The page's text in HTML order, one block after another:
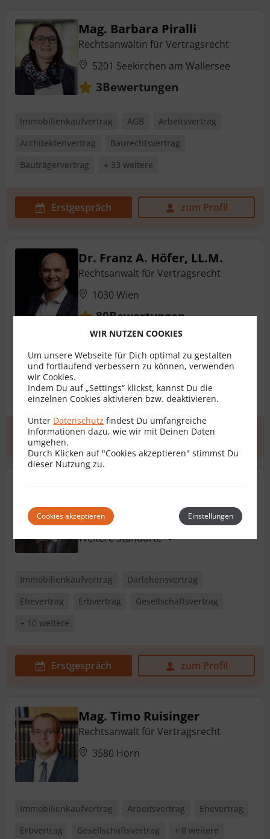
Mag. Barbara Piralli
Rechtsanwältin für Vertragsrecht
5201 Seekirchen am Wallersee
3Bewertungen
Immobilienkaufvertrag AGB
Arbeitsvertrag
Architektenvertrag
Baurechtsvertrag
Bauträgervertrag
+ 33 weitere
Erstgespräch zum Profil
Dr. Franz A. Höfer, LL.M.
Rechtsanwalt für Vertragsrecht
1030 Wien
80Bewertungen
Immobilienkaufvertrag
Ehevertrag
Geschäftsführervertrag
Gesellschaftsvertrag
Internationales Vertragsrecht
+ 9 weitere
Erstgespräch zum Profil
6365 Kirchberg in Tirol
Weitere Standorte
Immobilienkaufvertrag
Darlehensvertrag
Ehevertrag
Erbvertrag
Gesellschaftsvertrag
+ 10 weitere
Erstgespräch zum Profil
Mag. Timo Ruisinger
Rechtsanwalt für Vertragsrecht
3580 Horn
Immobilienkaufvertrag Arbeitsvertrag
Ehevertrag
Erbvertrag
Gesellschaftsvertrag + 8 weitere
WIR NUTZEN COOKIES
Um unsere Webseite für Dich optimal zu gestalten
und fortlaufend verbessern zu können, verwenden
wir Cookies.
Indem Du auf „Settings“ klickst, kannst Du die
einzelnen Cookies aktivieren bzw. deaktivieren.
Unter Datenschutz findest Du umfangreiche
Informationen dazu, wie wir mit Deinen Daten
umgehen.
Durch Klicken auf "Cookies akzeptieren" stimmst Du
dieser Nutzung zu.
Cookies akzeptieren Einstellungen